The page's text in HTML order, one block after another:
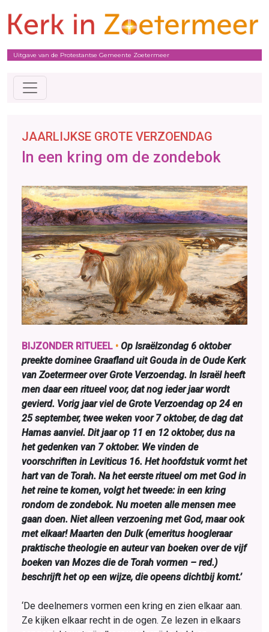
Uitgave van de Protestantse Gemeente Zoetermeer
JAARLIJKSE GROTE VERZOENDAG
In een kring om de zondebok
BIJZONDER RITUEEL • Op Israëlzondag 6 oktober
preekte dominee Graafland uit Gouda in de Oude Kerk
van Zoetermeer over Grote Verzoendag. In Israël heeft
men daar een ritueel voor, dat nog ieder jaar wordt
gevierd. Vorig jaar viel de Grote Verzoendag op 24 en
25 september, twee weken voor 7 oktober, de dag dat
Hamas aanviel. Dit jaar op 11 en 12 oktober, dus na
het gedenken van 7 oktober. We vinden de
voorschriften in Leviticus 16. Het hoofdstuk vormt het
hart van de Torah. Na het eerste ritueel om met God in
het reine te komen, volgt het tweede: in een kring
rondom de zondebok. Nu moeten alle mensen mee
gaan doen. Niet alleen verzoening met God, maar ook
met elkaar! Maarten den Dulk (emeritus hoogleraar
praktische theologie en auteur van boeken over de vijf
boeken van Mozes die de Torah vormen – red.)
beschrijft het op een wijze, die opeens dichtbij komt.’
‘De deelnemers vormen een kring en zien elkaar aan.
Ze kijken elkaar recht in de ogen. Ze lezen in elkaars